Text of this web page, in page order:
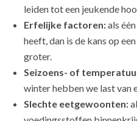
leiden tot een jeukende
Erfelijke factoren:als
heeft, dan is de kans op
groter.
Seizoens- of
winter hebben we last van
Slechte eetgewoonten: